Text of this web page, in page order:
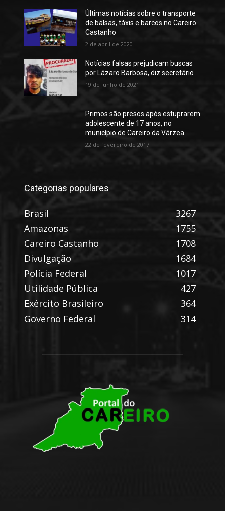
Últimas notícias sobre o transporte
de balsas, táxis e barcos no Careiro
Castanho
2 de abril de 2020
Notícias falsas prejudicam buscas
por Lázaro Barbosa, diz secretário
19 de junho de 2021
Primos são presos após estuprarem
adolescente de 17 anos, no
município de Careiro da Várzea
22 de fevereiro de 2017
Categorias populares
Brasil
3267
Amazonas
1755
Careiro Castanho
1708
Divulgação
1684
Polícia Federal
1017
Utilidade Pública
427
Exército Brasileiro
364
Governo Federal
314